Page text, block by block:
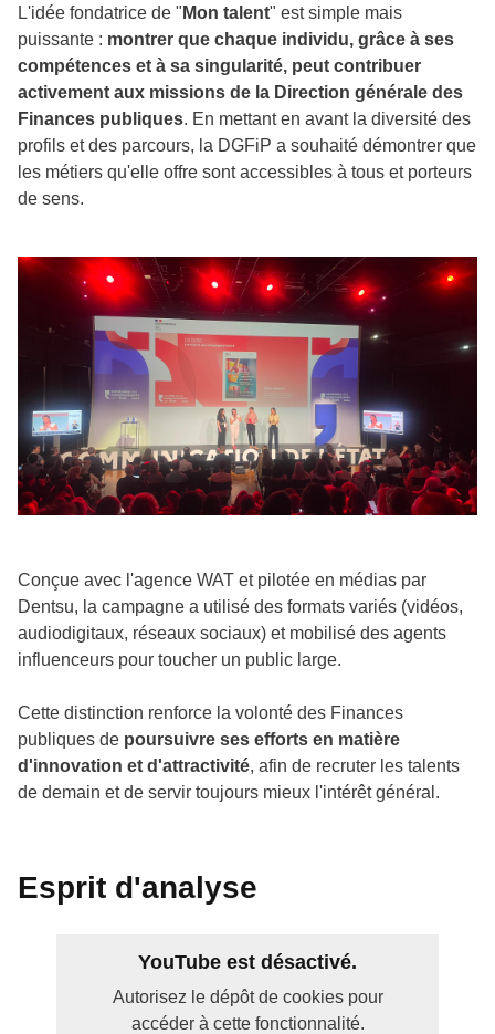
L'idée fondatrice de " Mon talent" est simple mais
puissante : montrer que chaque individu, grâce à ses
compétences et à sa singularité, peut contribuer
activement aux missions de la Direction générale des
Finances publiques. En mettant en avant la diversité des
profils et des parcours, la DGFiP a souhaité démontrer que
les métiers qu'elle offre sont accessibles à tous et porteurs
de sens.
Conçue avec l'agence WAT et pilotée en médias par
Dentsu, la campagne a utilisé des formats variés (vidéos,
audiodigitaux, réseaux sociaux) et mobilisé des agents
influenceurs pour toucher un public large.
Cette distinction renforce la volonté des Finances
publiques de poursuivre ses efforts en matière
d'innovation et d'attractivité, afin de recruter les talents
de demain et de servir toujours mieux l'intérêt général.
Esprit d'analyse
YouTube est désactivé.
Autorisez le dépôt de cookies pour
accéder à cette fonctionnalité.